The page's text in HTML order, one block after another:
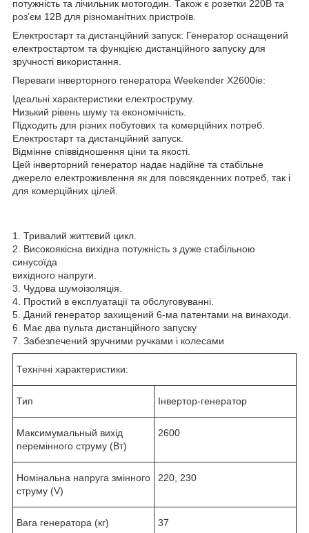
потужність та лічильник мотогодин. Також є розетки 220В та
роз'єм 12В для різноманітних пристроїв.
Електростарт та дистанційний запуск: Генератор оснащений
електростартом та функцією дистанційного запуску для
зручності використання.
Переваги інверторного генератора Weekender X2600ie:
Ідеальні характеристики електроструму.
Низький рівень шуму та економічність.
Підходить для різних побутових та комерційних потреб.
Електростарт та дистанційний запуск.
Відмінне співвідношення ціни та якості.
Цей інверторний генератор надає надійне та стабільне
джерело електроживлення як для повсякденних потреб, так і
для комерційних цілей.
1. Тривалий життєвий цикл.
2. Високоякісна вихідна потужність з дуже стабільною
синусоїда
вихідного напруги.
3. Чудова шумоізоляція.
4. Простий в експлуатації та обслуговуванні.
5. Даний генератор захищений 6-ма патентами на винаходи.
6. Має два пульта дистанційного запуску
7. Забезпечений зручними ручками і колесами
Технічні характеристики:
Тип Інвертор-генератор
Максимумальный вихід
перемінного струму (Вт)
2600
Номінальна напруга змінного
струму (V)
220, 230
Вага генератора (кг) 37